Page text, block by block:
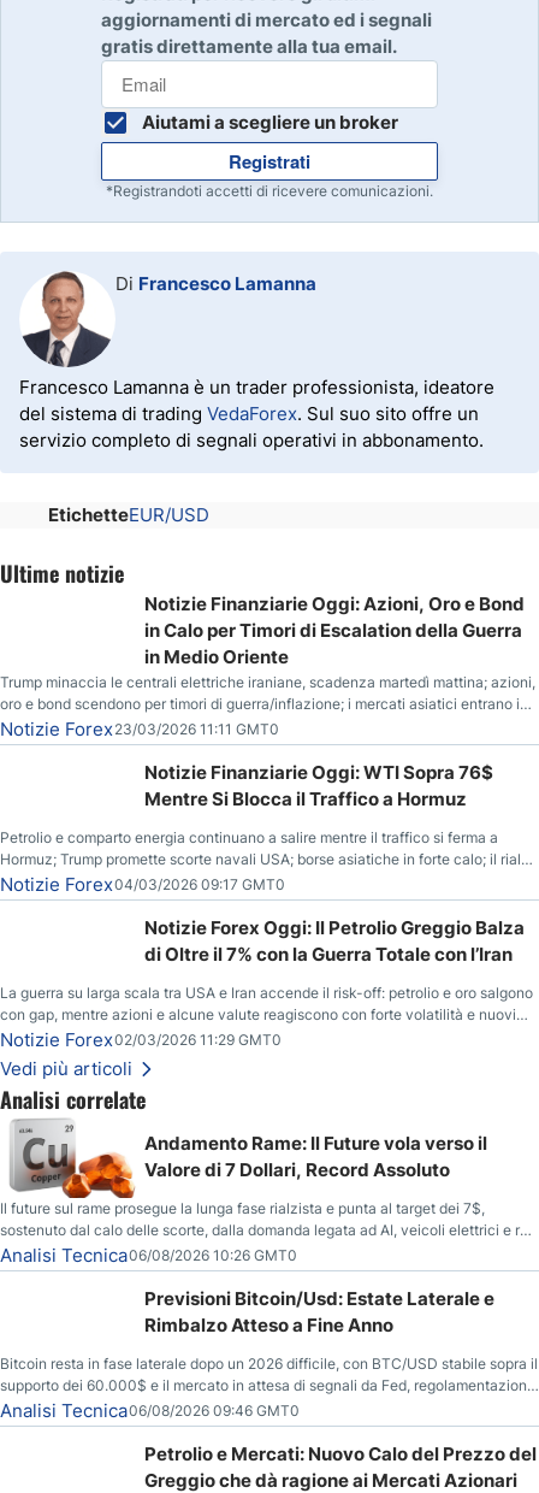
aggiornamenti di mercato ed i segnali
gratis direttamente alla tua email.
Aiutami a scegliere un broker
Registrati
*Registrandoti accetti di ricevere comunicazioni.
Di Francesco Lamanna
Francesco Lamanna è un trader professionista, ideatore
del sistema di trading VedaForex. Sul suo sito offre un
servizio completo di segnali operativi in abbonamento.
EtichetteEUR/USD
Ultime notizie
Notizie Finanziarie Oggi: Azioni, Oro e Bond
in Calo per Timori di Escalation della Guerra
in Medio Oriente
Trump minaccia le centrali elettriche iraniane, scadenza martedì mattina; azioni,
oro e bond scendono per timori di guerra/inflazione; i mercati asiatici entrano in
correzione; il petrolio greggio resta stabile.
Notizie Forex23/03/2026 11:11 GMT0
Notizie Finanziarie Oggi: WTI Sopra 76$
Mentre Si Blocca il Traffico a Hormuz
Petrolio e comparto energia continuano a salire mentre il traffico si ferma a
Hormuz; Trump promette scorte navali USA; borse asiatiche in forte calo; il rialzo
del gas naturale mette pressione all’euro.
Notizie Forex04/03/2026 09:17 GMT0
Notizie Forex Oggi: Il Petrolio Greggio Balza
di Oltre il 7% con la Guerra Totale con l’Iran
La guerra su larga scala tra USA e Iran accende il risk-off: petrolio e oro salgono
con gap, mentre azioni e alcune valute reagiscono con forte volatilità e nuovi
livelli da monitorare.
Notizie Forex02/03/2026 11:29 GMT0
Vedi più articoli
Analisi correlate
Andamento Rame: Il Future vola verso il
Valore di 7 Dollari, Record Assoluto
Il future sul rame prosegue la lunga fase rialzista e punta al target dei 7$,
sostenuto dal calo delle scorte, dalla domanda legata ad AI, veicoli elettrici e reti
energetiche, e dai timori di deficit produttivo dal 2028.
Analisi Tecnica06/08/2026 10:26 GMT0
Previsioni Bitcoin/Usd: Estate Laterale e
Rimbalzo Atteso a Fine Anno
Bitcoin resta in fase laterale dopo un 2026 difficile, con BTC/USD stabile sopra il
supporto dei 60.000$ e il mercato in attesa di segnali da Fed, regolamentazione
USA ed elezioni di medio termine.
Analisi Tecnica06/08/2026 09:46 GMT0
Petrolio e Mercati: Nuovo Calo del Prezzo del
Greggio che dà ragione ai Mercati Azionari